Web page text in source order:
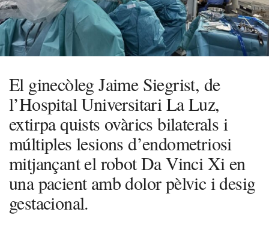
El ginecòleg Jaime Siegrist, de
l’Hospital Universitari La Luz,
extirpa quists ovàrics bilaterals i
múltiples lesions d’endometriosi
mitjançant el robot Da Vinci Xi en
una pacient amb dolor pèlvic i desig
gestacional.